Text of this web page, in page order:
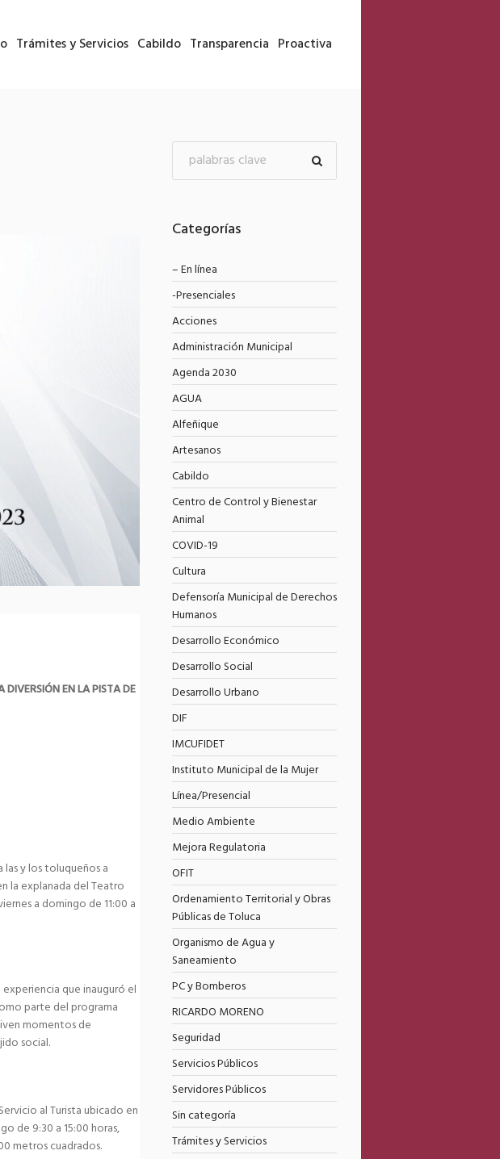
Trámites y Servicios Cabildo Transparencia Proactiva
EN LA PISTA DE
y los toluqueños a
la explanada del Teatro
a domingo de 11:00 a
que inauguró el
parte del programa
momentos de
social.
al Turista ubicado en
de 9:30 a 15:00 horas,
metros cuadrados.
Categorías
– En línea
-Presenciales
Acciones
Administración Municipal
Agenda 2030
AGUA
Alfeñique
Artesanos
Cabildo
Centro de Control y Bienestar
Animal
COVID-19
Cultura
Defensoría Municipal de Derechos
Humanos
Desarrollo Económico
Desarrollo Social
Desarrollo Urbano
DIF
IMCUFIDET
Instituto Municipal de la Mujer
Línea/Presencial
Medio Ambiente
Mejora Regulatoria
OFIT
Ordenamiento Territorial y Obras
Públicas de Toluca
Organismo de Agua y
Saneamiento
PC y Bomberos
RICARDO MORENO
Seguridad
Servicios Públicos
Servidores Públicos
Sin categoría
Trámites y Servicios